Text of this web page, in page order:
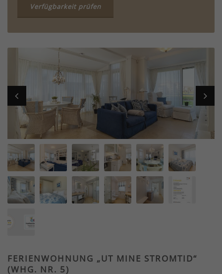
FERIENWOHNUNG „UT MINE STROMTID“
(WHG. NR. 5)